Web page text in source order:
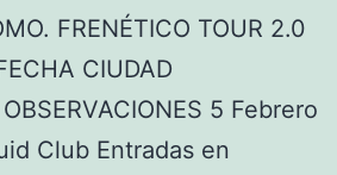
FRENÉTICO TOUR 2.0
CIUDAD
5 Febrero
Club Entradas en